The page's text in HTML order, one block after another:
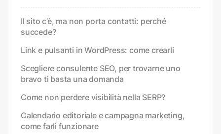
Il sito c’è, ma non porta contatti: perché
succede?
Link e pulsanti in WordPress: come crearli
Scegliere consulente SEO, per trovarne uno
bravo ti basta una domanda
Come non perdere visibilità nella SERP?
Calendario editoriale e campagna marketing,
come farli funzionare